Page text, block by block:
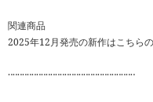
関連商品
2025年12月発売の新作はこちら
‥‥‥‥‥‥‥‥‥‥‥‥‥‥‥‥‥‥‥‥‥‥‥‥‥‥‥